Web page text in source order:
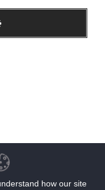
how our site